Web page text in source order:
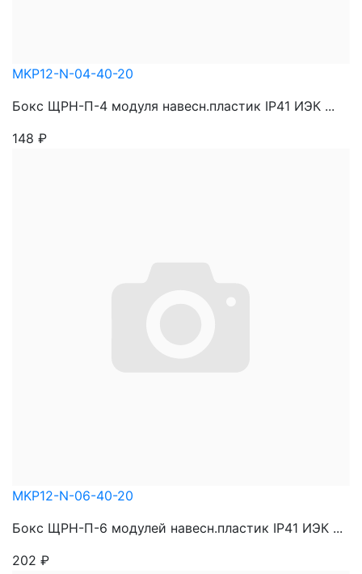
MKP12-N-04-40-20
Бокс ЩРН-П-4 модуля навесн.пластик IP41 ИЭК ...
148 ₽
MKP12-N-06-40-20
Бокс ЩРН-П-6 модулей навесн.пластик IP41 ИЭК ...
202 ₽